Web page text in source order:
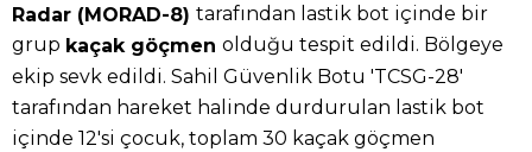
Radar (MORAD-8) tarafından lastik bot içinde bir
grup kaçak göçmen olduğu tespit edildi. Bölgeye
ekip sevk edildi. Sahil Güvenlik Botu 'TCSG-28'
tarafından hareket halinde durdurulan lastik bot
içinde 12'si çocuk, toplam 30 kaçak göçmen